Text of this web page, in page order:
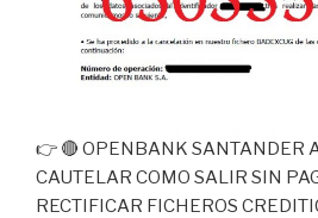
👉 🔴 OPENBANK SANTANDER
CAUTELAR COMO SALIR SIN
RECTIFICAR FICHEROS